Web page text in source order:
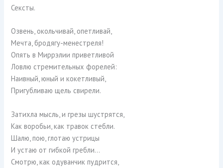
Сексты.
Озвень, окольчивай, опетливай,
Мечта, бродягу-менестреля!
Опять в Миррэлии приветливой
Ловлю стремительных форелей:
Наивный, юный и кокетливый,
Пригубливаю щель свирели.
Затихла мысль, и грезы шустрятся,
Как воробьи, как травок стебли.
Шалю, пою, глотаю устрицы
И устаю от гибкой гребли…
Смотрю, как одуванчик пудрится,